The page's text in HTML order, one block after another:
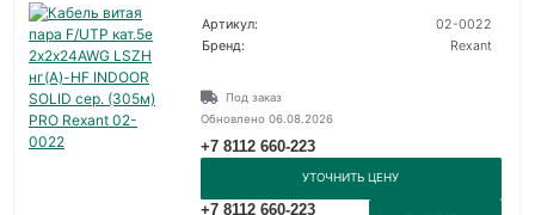
Артикул:
02-0022
Бренд:
Rexant
Под заказ
Обновлено 06.08.2026
+7 8112 660-223
УТОЧНИТЬ ЦЕНУ
+7 8112 660-223